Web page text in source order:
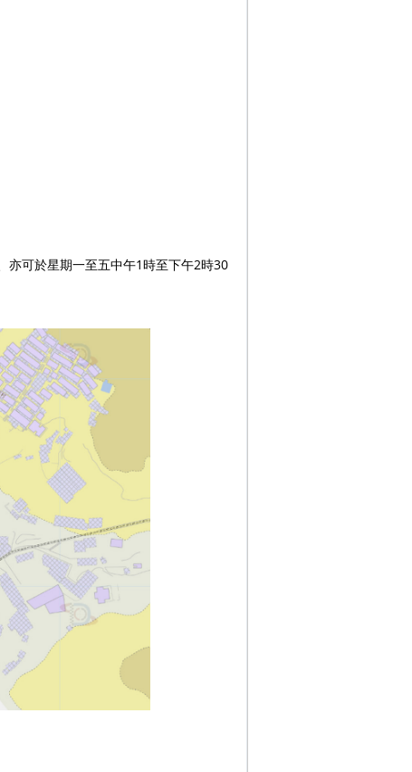
亦可於星期一至五中午1時至下午2時30